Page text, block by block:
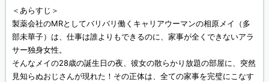
＜あらすじ＞
製薬会社のMRとしてバリバリ働くキャリアウーマンの相原メイ（多
部未華子）は、仕事は誰よりもできるのに、家事が全くできないアラ
サー独身女性。
そんなメイの28歳の誕生日の夜、彼女の散らかり放題の部屋に、突然
見知らぬおじさんが現れた！その正体は、全ての家事を完璧にこなす